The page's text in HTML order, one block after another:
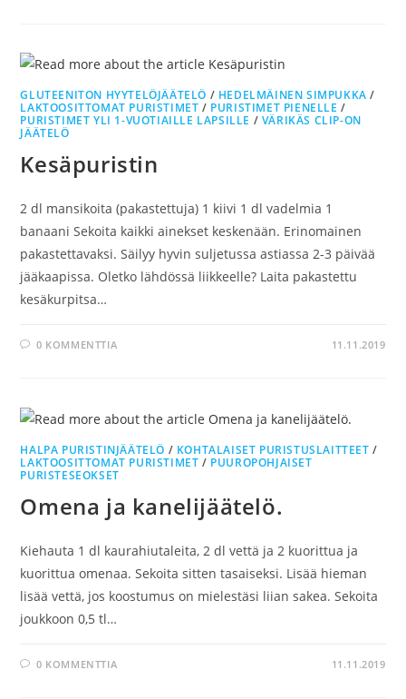
GLUTEENITON HYYTELÖJÄÄTELÖ / HEDELMÄINEN SIMPUKKA /
LAKTOOSITTOMAT PURISTIMET / PURISTIMET PIENELLE /
PURISTIMET YLI 1-VUOTIAILLE LAPSILLE / VÄRIKÄS CLIP-ON
JÄÄTELÖ
Kesäpuristin
2 dl mansikoita (pakastettuja) 1 kiivi 1 dl vadelmia 1
banaani Sekoita kaikki ainekset keskenään. Erinomainen
pakastettavaksi. Säilyy hyvin suljetussa astiassa 2-3 päivää
jääkaapissa. Oletko lähdössä liikkeelle? Laita pakastettu
kesäkurpitsa…
0 KOMMENTTIA 11.11.2019
HALPA PURISTINJÄÄTELÖ / KOHTALAISET PURISTUSLAITTEET /
LAKTOOSITTOMAT PURISTIMET / PUUROPOHJAISET
PURISTESEOKSET
Omena ja kanelijäätelö.
Kiehauta 1 dl kaurahiutaleita, 2 dl vettä ja 2 kuorittua ja
kuorittua omenaa. Sekoita sitten tasaiseksi. Lisää hieman
lisää vettä, jos koostumus on mielestäsi liian sakea. Sekoita
joukkoon 0,5 tl…
0 KOMMENTTIA 11.11.2019